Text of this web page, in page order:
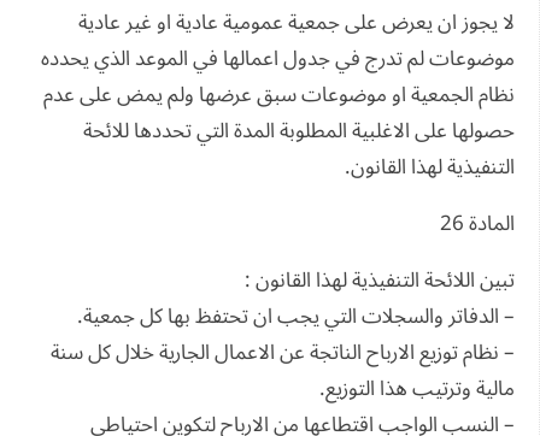
لا يجوز ان يعرض على جمعية عمومية عادية او غير عادية
موضوعات لم تدرج في جدول اعمالها في الموعد الذي يحدده
نظام الجمعية او موضوعات سبق عرضها ولم يمض على عدم
حصولها على الاغلبية المطلوبة المدة التي تحددها للائحة
التنفيذية لهذا القانون.
المادة 26
تبين اللائحة التنفيذية لهذا القانون :
– الدفاتر والسجلات التي يجب ان تحتفظ بها كل جمعية.
– نظام توزيع الارباح الناتجة عن الاعمال الجارية خلال كل سنة
مالية وترتيب هذا التوزيع.
– النسب الواجب اقتطاعها من الارباح لتكوين احتياطي